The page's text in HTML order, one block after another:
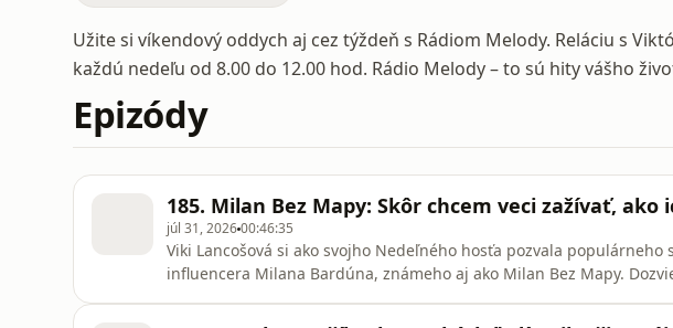
Užite si víkendový oddych aj cez týždeň s Rádiom Melody. Reláciu s
každú nedeľu od 8.00 do 12.00 hod. Rádio Melody – to sú hity vášho
Epizódy
185. Milan Bez Mapy: Skôr chcem veci zažívať, ako
júl 31, 202600:46:35
Viki Lancošová si ako svojho Nedeľného hosťa pozvala populárneho
influencera Milana Bardúna, známeho aj ako Milan Bez Mapy.